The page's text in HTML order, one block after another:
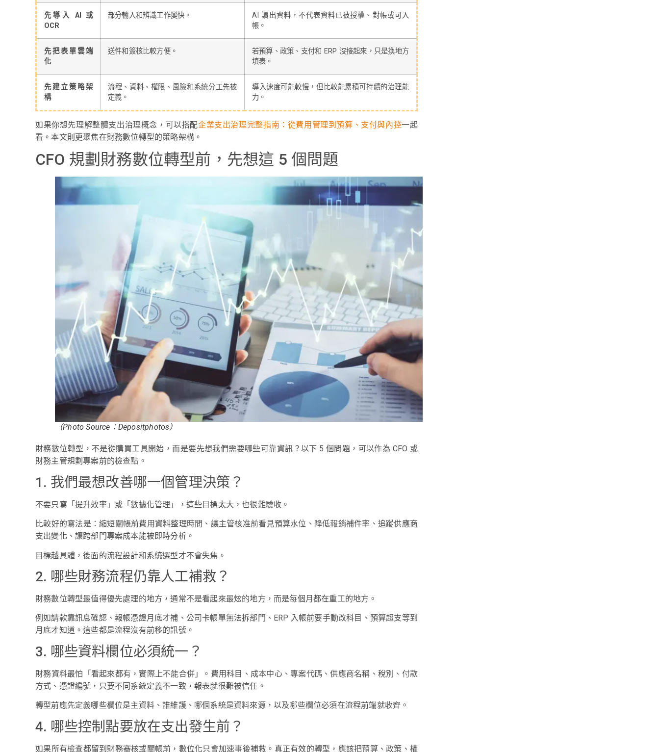
先導入 AI 或
OCR
部分輸入和辨識工作變快。
AI 讀出資料，不代表資料已被授權、對帳或可入
帳。
先把表單雲端
化
送件和簽核比較方便。
若預算、政策、支付和 ERP 沒接起來，只是換地方
填表。
先建立策略架
構
流程、資料、權限、風險和系統分工先被
定義。
導入速度可能較慢，但比較能累積可持續的治理能
力。
如果你想先理解整體支出治理概念，可以搭配企業支出治理完整指南：從費用管理到預算、支付與內控一起
看。本文則更聚焦在財務數位轉型的策略架構。
CFO 規劃財務數位轉型前，先想這 5 個問題
（Photo Source：Depositphotos）
財務數位轉型，不是從購買工具開始，而是要先想我們需要哪些可靠資訊？以下 5 個問題，可以作為 CFO 或
財務主管規劃專案前的檢查點。
1. 我們最想改善哪一個管理決策？
不要只寫「提升效率」或「數據化管理」，這些目標太大，也很難驗收。
比較好的寫法是：縮短關帳前費用資料整理時間、讓主管核准前看見預算水位、降低報銷補件率、追蹤供應商
支出變化、讓跨部門專案成本能被即時分析。
目標越具體，後面的流程設計和系統選型才不會失焦。
2. 哪些財務流程仍靠人工補救？
財務數位轉型最值得優先處理的地方，通常不是看起來最炫的地方，而是每個月都在重工的地方。
例如請款靠訊息確認、報帳憑證月底才補、公司卡帳單無法拆部門、ERP 入帳前要手動改科目、預算超支等到
月底才知道。這些都是流程沒有前移的訊號。
3. 哪些資料欄位必須統一？
財務資料最怕「看起來都有，實際上不能合併」。費用科目、成本中心、專案代碼、供應商名稱、稅別、付款
方式、憑證編號，只要不同系統定義不一致，報表就很難被信任。
轉型前應先定義哪些欄位是主資料、誰維護、哪個系統是資料來源，以及哪些欄位必須在流程前端就收齊。
4. 哪些控制點要放在支出發生前？
如果所有檢查都留到財務審核或關帳前，數位化只會加速事後補救。真正有效的轉型，應該把預算、政策、權